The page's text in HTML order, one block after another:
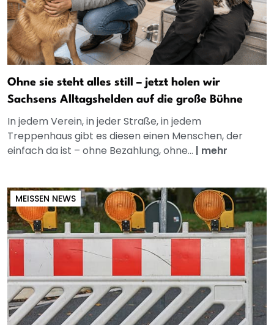
Ohne sie steht alles still – jetzt holen wir
Sachsens Alltagshelden auf die große Bühne
In jedem Verein, in jeder Straße, in jedem
Treppenhaus gibt es diesen einen Menschen, der
einfach da ist – ohne Bezahlung, ohne... | mehr
MEISSEN NEWS